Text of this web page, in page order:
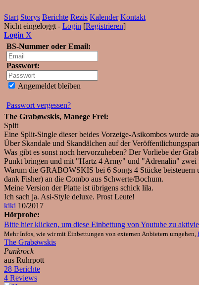
Start Storys Berichte Rezis Kalender Kontakt
Nicht eingeloggt - Login [Registrieren]
Login X
BS-Nummer oder Email:
Passwort:
Angemeldet bleiben
Passwort vergessen?
The Grabøwskis, Manege Frei:
Split
Eine Split-Single dieser beides Vorzeige-Asikombos wurde
Über Skandale und Skandälchen auf der
Was gibt es sonst noch hervorzuheben? Der Vorliebe der
Punkt bringen und mit "Hartz 4 Army" und "Adrenalin" zwei
Warum die GRABOWSKIS bei 6 Songs 4 Stücke
dank Fisher) an die Combo aus Schwerte/Bochum.
Meine Version der Platte ist übrigens schick lila.
Ich sach ja. Asi-Style deluxe. Prost Leute!
kiki 10/2017
Hörprobe:
Bitte hier klicken, um diese Einbettung von Youtube zu
Mehr Infos, wie wir mit Einbettungen von externen Anbietern umgehen,
The Grabøwskis
Punkrock
aus Ruhrpott
28 Berichte
4 Reviews